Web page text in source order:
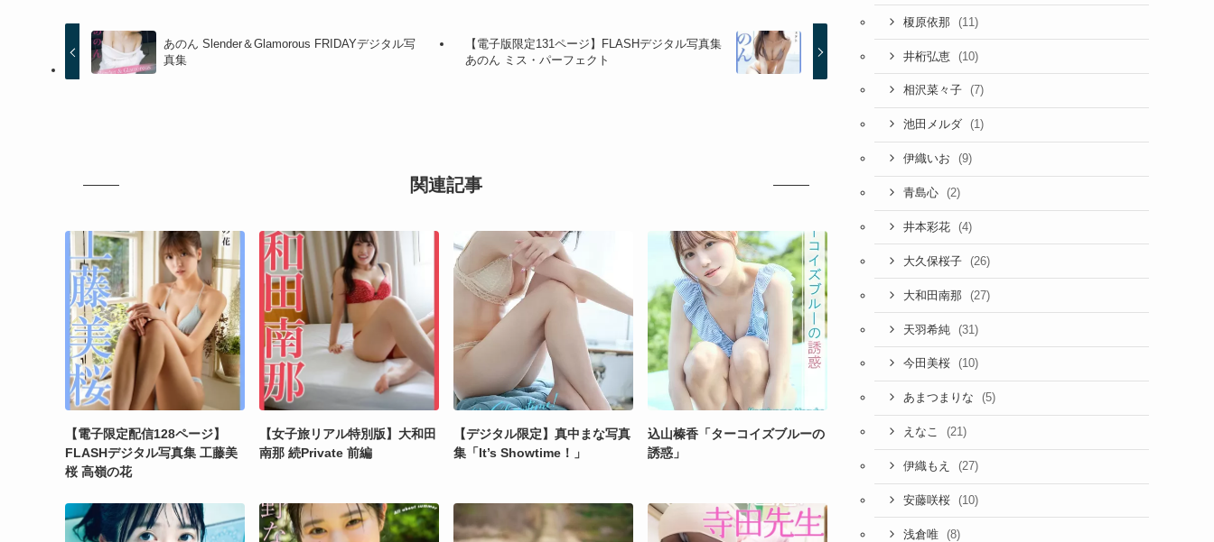
あのん Slender＆Glamorous FRIDAYデジタル写
真集
【電子版限定131ページ】FLASHデジタル写真集
あのん ミス・パーフェクト
関連記事
【電子限定配信128ページ】
FLASHデジタル写真集 工藤美
桜 高嶺の花
【女子旅リアル特別版】大和田
南那 続Private 前編
【デジタル限定】真中まな写真
集「It’s Showtime！」
込山榛香「ターコイズブルーの
誘惑」
榎原依那 (11)
井桁弘恵 (10)
相沢菜々子 (7)
池田メルダ (1)
伊織いお (9)
青島心 (2)
井本彩花 (4)
大久保桜子 (26)
大和田南那 (27)
天羽希純 (31)
今田美桜 (10)
あまつまりな (5)
えなこ (21)
伊織もえ (27)
安藤咲桜 (10)
浅倉唯 (8)